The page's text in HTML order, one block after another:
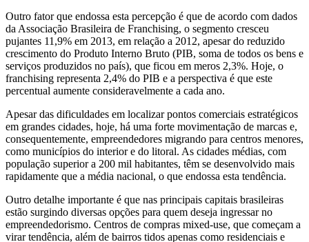
Outro fator que endossa esta percepção é que de acordo com dados
da Associação Brasileira de Franchising, o segmento cresceu
pujantes 11,9% em 2013, em relação a 2012, apesar do reduzido
crescimento do Produto Interno Bruto (PIB, soma de todos os bens e
serviços produzidos no país), que ficou em meros 2,3%. Hoje, o
franchising representa 2,4% do PIB e a perspectiva é que este
percentual aumente consideravelmente a cada ano.
Apesar das dificuldades em localizar pontos comerciais estratégicos
em grandes cidades, hoje, há uma forte movimentação de marcas e,
consequentemente, empreendedores migrando para centros menores,
como municípios do interior e do litoral. As cidades médias, com
população superior a 200 mil habitantes, têm se desenvolvido mais
rapidamente que a média nacional, o que endossa esta tendência.
Outro detalhe importante é que nas principais capitais brasileiras
estão surgindo diversas opções para quem deseja ingressar no
empreendedorismo. Centros de compras mixed-use, que começam a
virar tendência, além de bairros tidos apenas como residenciais e